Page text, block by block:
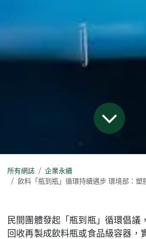
所有網誌
企業永續
飲料「瓶到瓶」循環持續邁步 環境部：塑膠容器使用再
民間團體發起「瓶到瓶」循環倡議
回收再製成飲料瓶或食品級容器，